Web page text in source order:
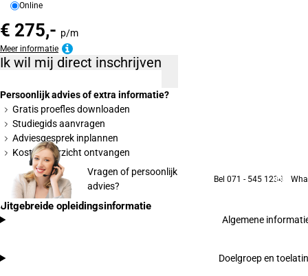
Online
€ 275,- p/m
Meer informatie
Ik wil mij direct inschrijven
Persoonlijk advies of extra informatie?
Gratis proefles downloaden
Studiegids aanvragen
Adviesgesprek inplannen
Kostenoverzicht ontvangen
Vragen of persoonlijk
advies?
Bel 071 - 545 1234
Uitgebreide opleidingsinformatie
Algemene
Doelgroep en